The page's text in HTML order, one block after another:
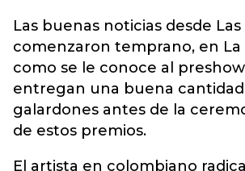
Las buenas noticias desde Las
comenzaron temprano, en La
como se le conoce al
entregan una buena
galardones antes de la
de estos premios.
El artista en colombiano